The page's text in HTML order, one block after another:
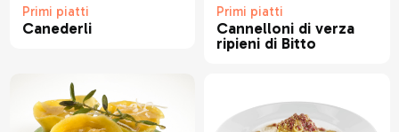
Primi piatti
Canederli
Primi piatti
Cannelloni di verza
ripieni di Bitto